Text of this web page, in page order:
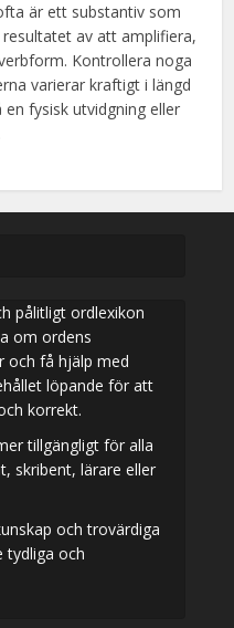
är ett substantiv som
av att amplifiera,
Kontrollera noga
varierar kraftigt i längd
fysisk utvidgning eller
pålitligt ordlexikon
om ordens
och få hjälp med
löpande för att
korrekt.
tillgängligt för alla
skribent, lärare eller
och trovärdiga
tydliga och